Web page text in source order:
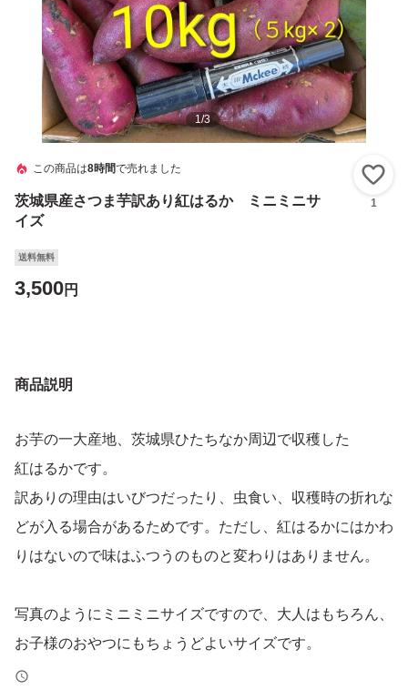
1/3
この商品は8時間で売れました
茨城県産さつま芋訳あり紅はるか ミニミニサ
イズ
1
送料無料
3,500円
商品説明
お芋の一大産地、茨城県ひたちなか周辺で収穫した
紅はるかです。
訳ありの理由はいびつだったり、虫食い、収穫時の折れな
どが入る場合があるためです。ただし、紅はるかにはかわ
りはないので味はふつうのものと変わりはありません。
写真のようにミニミニサイズですので、大人はもちろん、
お子様のおやつにもちょうどよいサイズです。
大きい芋は熱が通りにくいですが、こちらのサイズは小さ